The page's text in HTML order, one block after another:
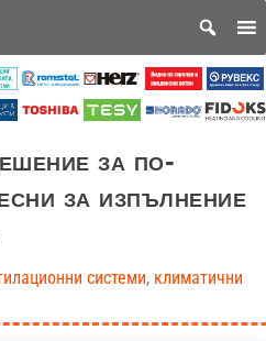
за по-
за изпълнение
системи, климатични